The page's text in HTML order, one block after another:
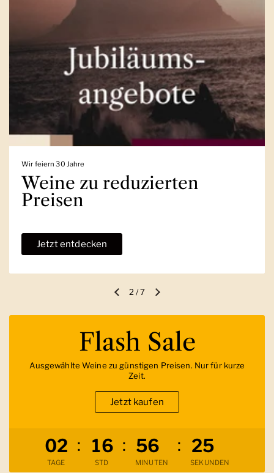
Wir feiern 30 Jahre
Weine zu reduzierten
Preisen
Jetzt entdecken
Vorherige FolieNächste Folie
2 /7
Verbleibende Zeit
02
TAGE
: 16
STD
: 56
MINUTEN
: 23
SEKUNDEN
Flash Sale
Ausgewählte Weine zu günstigen Preisen. Nur für kurze
Zeit.
Jetzt kaufen